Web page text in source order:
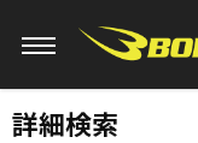
詳細検索